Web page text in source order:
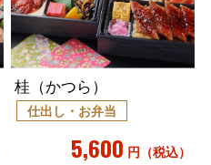
桂（かつら）
仕出し・お弁当
5,600 円（税込）